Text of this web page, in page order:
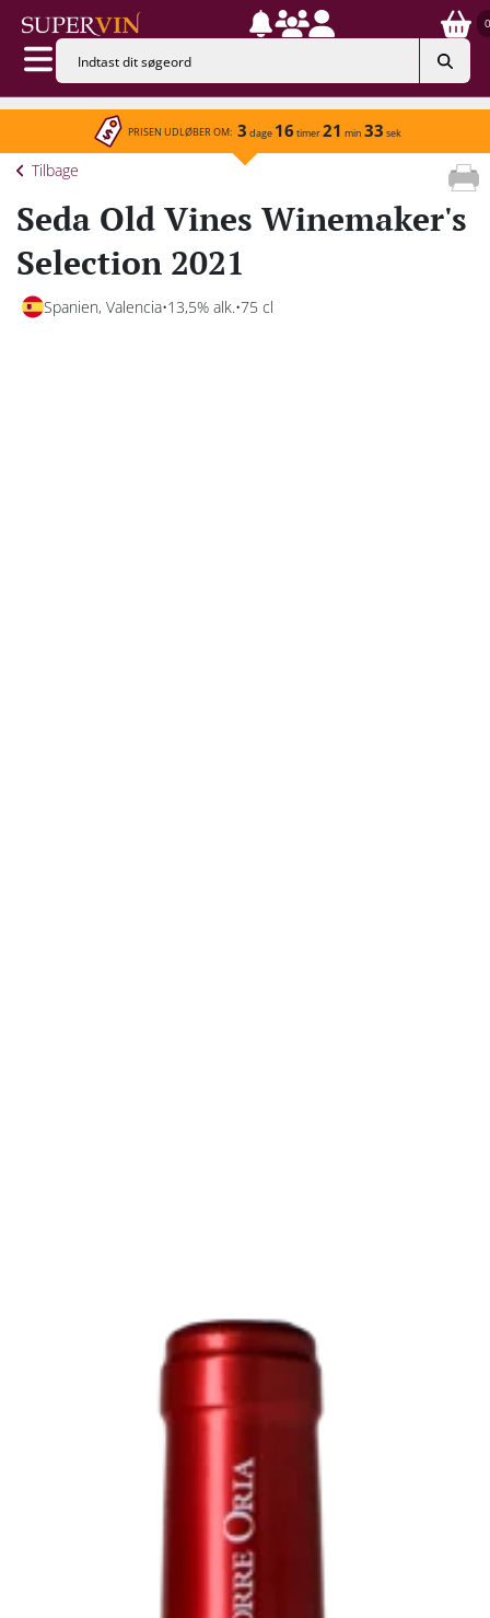
0
PRISEN UDLØBER OM: 3 dage 16 timer21 min 33 sek
Tilbage
Seda Old Vines Winemaker's
Selection 2021
Spanien, Valencia 13,5% alk. 75 cl